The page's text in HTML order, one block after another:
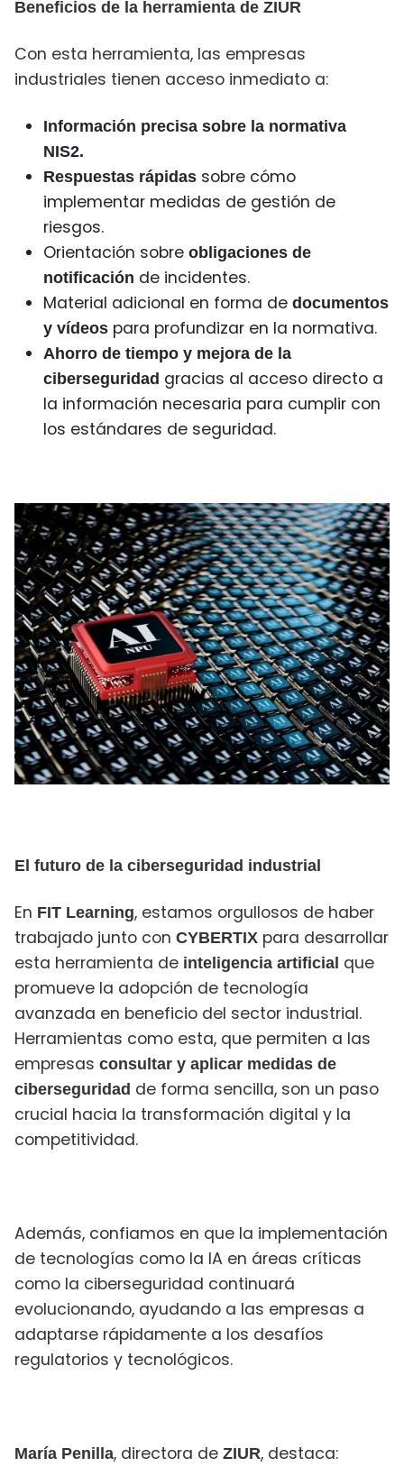
Beneficios de la herramienta de ZIUR
Con esta herramienta, las empresas
industriales tienen acceso inmediato a:
Información precisa sobre la normativa
NIS2.
Respuestas rápidas sobre cómo
implementar medidas de gestión de
riesgos.
Orientación sobre obligaciones de
notificación de incidentes.
Material adicional en forma de documentos
y vídeos para profundizar en la normativa.
Ahorro de tiempo y mejora de la
ciberseguridad gracias al acceso directo a
la información necesaria para cumplir con
los estándares de seguridad.
El futuro de la ciberseguridad industrial
En FIT Learning, estamos orgullosos de haber
trabajado junto con CYBERTIX para desarrollar
esta herramienta de inteligencia artificial que
promueve la adopción de tecnología
avanzada en beneficio del sector industrial.
Herramientas como esta, que permiten a las
empresas consultar y aplicar medidas de
ciberseguridad de forma sencilla, son un paso
crucial hacia la transformación digital y la
competitividad.
Además, confiamos en que la implementación
de tecnologías como la IA en áreas críticas
como la ciberseguridad continuará
evolucionando, ayudando a las empresas a
adaptarse rápidamente a los desafíos
regulatorios y tecnológicos.
María Penilla, directora de ZIUR, destaca: